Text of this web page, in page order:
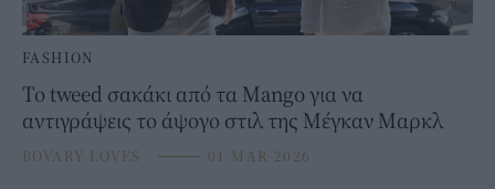
FASHION
Το tweed σακάκι από τα Mango για να
αντιγράψεις το άψογο στιλ της Μέγκαν Μαρκλ
BOVARY LOVES ⸻ 01 MAR 2026